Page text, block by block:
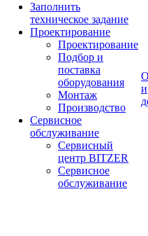
Заполнить
техническое задание
Проектирование
Проектирование
Подбор и
поставка
оборудования
Монтаж
Производство
Сервисное
обслуживание
Сервисный
центр BITZER
Сервисное
обслуживание
и